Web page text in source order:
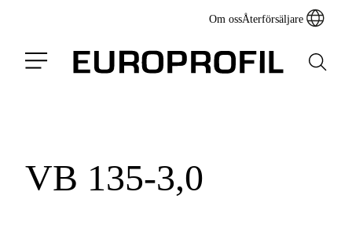
Om ossÅterförsäljare
VB 135-3,0